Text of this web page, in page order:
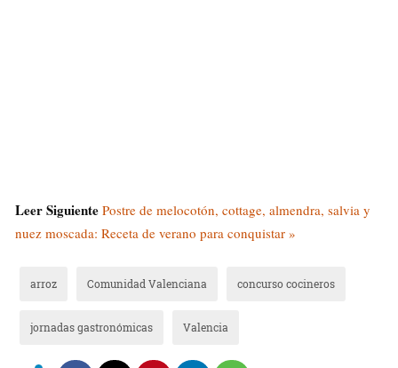
Leer Siguiente Postre de melocotón, cottage, almendra, salvia y
nuez moscada: Receta de verano para conquistar »
arroz Comunidad Valenciana concurso cocineros
jornadas gastronómicas Valencia